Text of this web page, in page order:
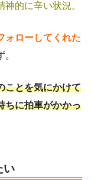
的に辛い状況。
ォローしてくれた
。
ことを気にかけて
ちに拍車がかかっ
い